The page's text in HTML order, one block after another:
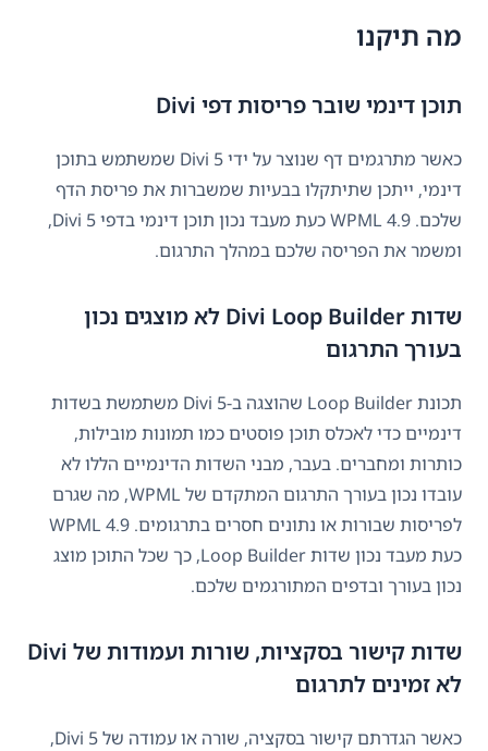
מה תיקנו
תוכן דינמי שובר פריסות דפי Divi
כאשר מתרגמים דף שנוצר על ידי Divi 5 שמשתמש בתוכן
דינמי, ייתכן שתיתקלו בבעיות שמשברות את פריסת הדף
שלכם. WPML 4.9 כעת מעבד נכון תוכן דינמי בדפי Divi 5,
ומשמר את הפריסה שלכם במהלך התרגום.
שדות Divi Loop Builder לא מוצגים נכון
בעורך התרגום
תכונת Loop Builder שהוצגה ב-Divi 5 משתמשת בשדות
דינמיים כדי לאכלס תוכן פוסטים כמו תמונות מובילות,
כותרות ומחברים. בעבר, מבני השדות הדינמיים הללו לא
עובדו נכון בעורך התרגום המתקדם של WPML, מה שגרם
לפריסות שבורות או נתונים חסרים בתרגומים. WPML 4.9
כעת מעבד נכון שדות Loop Builder, כך שכל התוכן מוצג
נכון בעורך ובדפים המתורגמים שלכם.
שדות קישור בסקציות, שורות ועמודות של Divi
לא זמינים לתרגום
כאשר הגדרתם קישור בסקציה, שורה או עמודה של Divi 5,